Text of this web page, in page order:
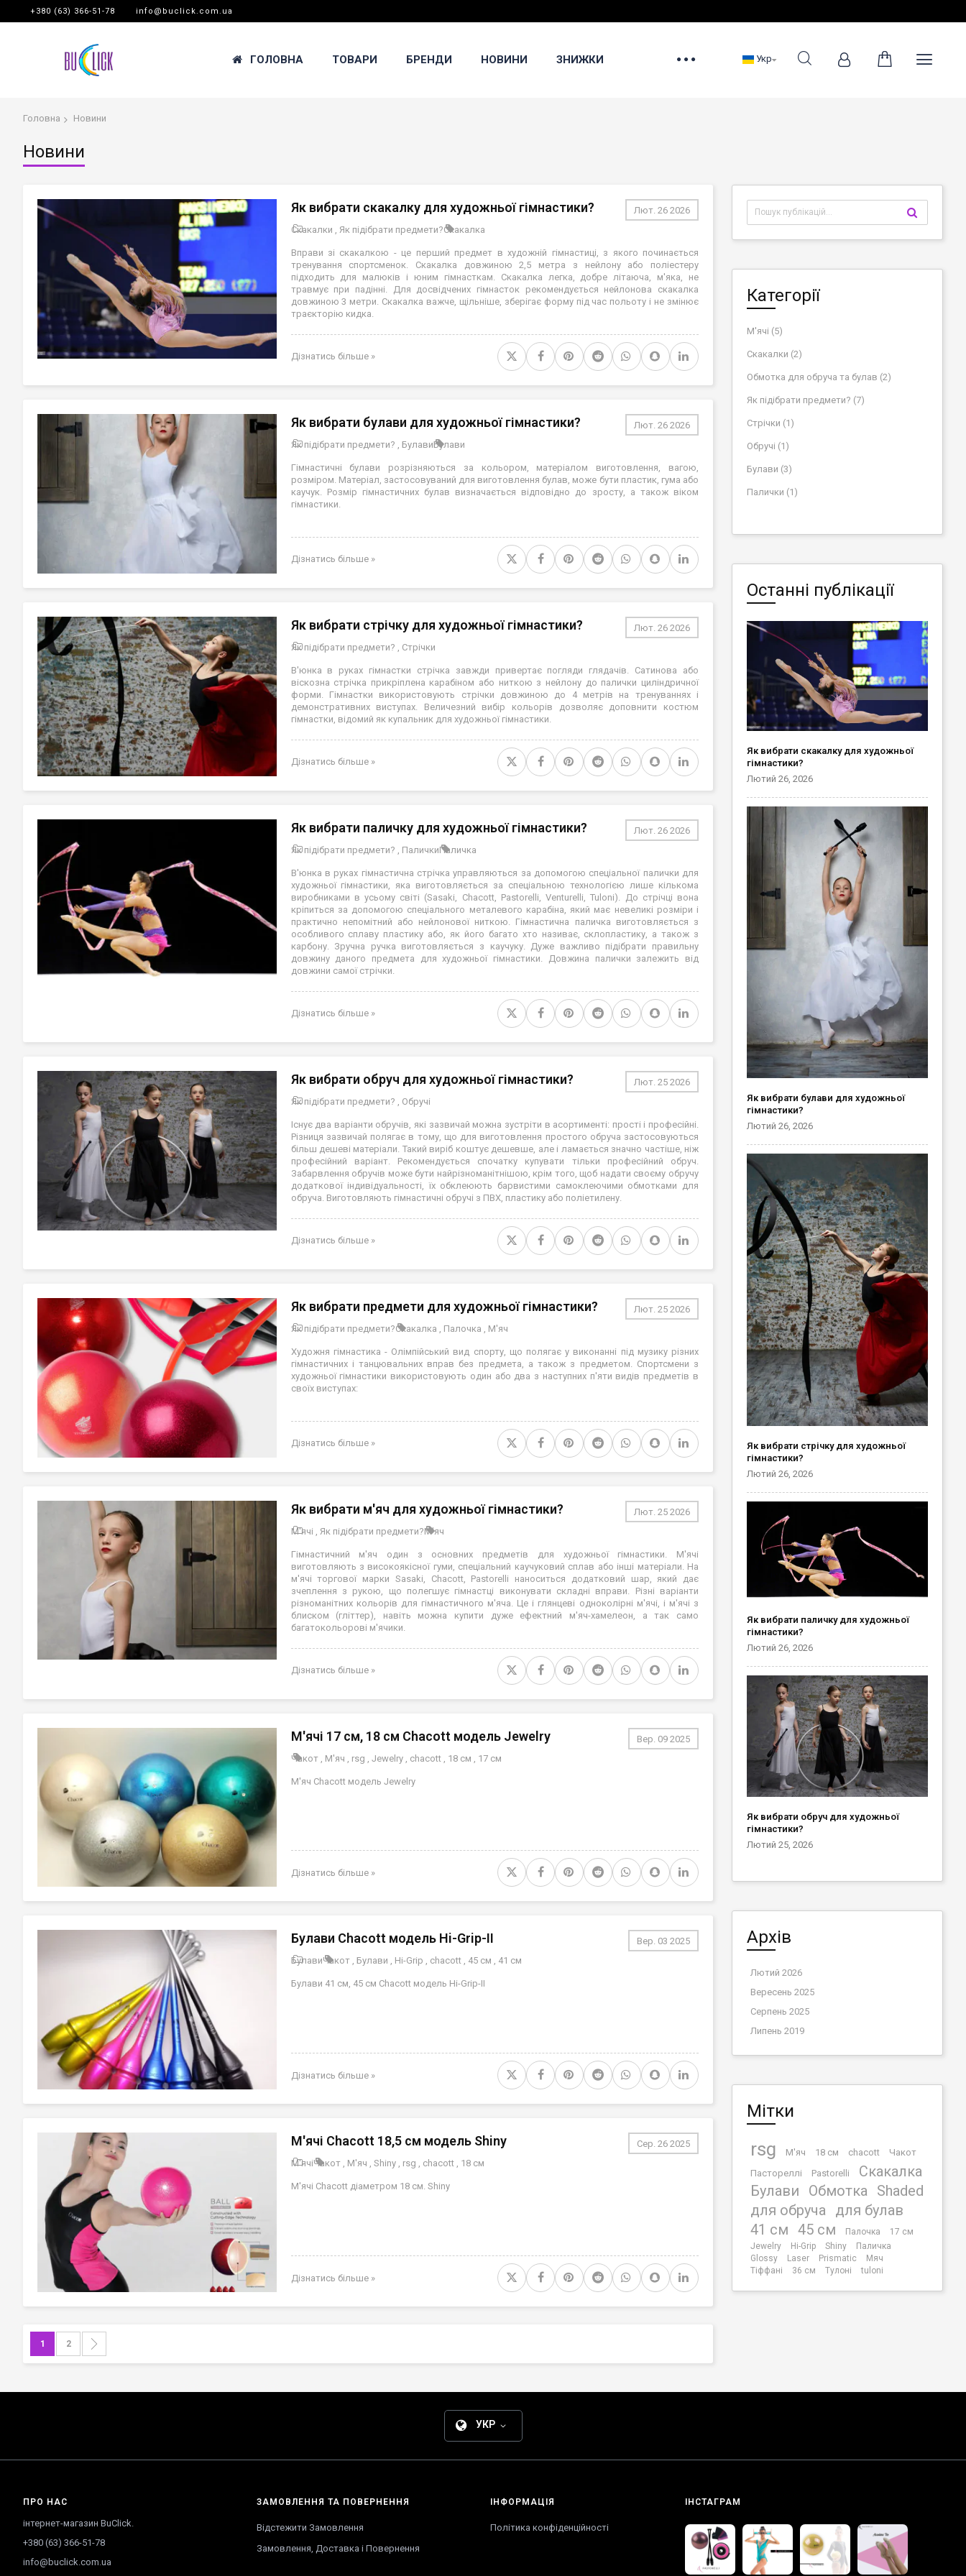
+380 (63) 366-51-78 info@buclick.com.ua
ГОЛОВНА ТОВАРИ БРЕНДИ НОВИНИ ЗНИЖКИ Укр
Головна Новини
Новини
Лют. 26 2026
Як вибрати скакалку для художньої гімнастики?
Скакалки Як підібрати предмети?Скакалка
Вправи зі скакалкою - це перший предмет в художній гімнастиці, з якого починається
тренування спортсменок. Скакалка довжиною 2,5 метра з нейлону або поліестеру
підходить для малюків і юним гімнасткам. Скакалка легка, добре літаюча, м'яка, не
травмує при падінні. Для досвідчених гімнасток рекомендується нейлонова скакалка
довжиною 3 метри. Скакалка важче, щільніше, зберігає форму під час польоту і не змінює
траєкторію кидка.
Дізнатись більше »
Лют. 26 2026
Як вибрати булави для художньої гімнастики?
Як підібрати предмети? БулавиБулави
Гімнастичні булави розрізняються за кольором, матеріалом виготовлення, вагою,
розміром. Матеріал, застосовуваний для виготовлення булав, може бути пластик, гума або
каучук. Розмір гімнастичних булав визначається відповідно до зросту, а також віком
гімнастики.
Дізнатись більше »
Лют. 26 2026
Як вибрати стрічку для художньої гімнастики?
Як підібрати предмети? Стрічки
В'юнка в руках гімнастки стрічка завжди привертає погляди глядачів. Сатинова або
віскозна стрічка прикріплена карабіном або ниткою з нейлону до палички циліндричної
форми. Гімнастки використовують стрічки довжиною до 4 метрів на тренуваннях і
демонстративних виступах. Величезний вибір кольорів дозволяє доповнити костюм
гімнастки, відомий як купальник для художньої гімнастики.
Дізнатись більше »
Лют. 26 2026
Як вибрати паличку для художньої гімнастики?
Як підібрати предмети? ПаличкиПаличка
В'юнка в руках гімнастична стрічка управляються за допомогою спеціальної палички для
художньої гімнастики, яка виготовляється за спеціальною технологією лише кількома
виробниками в усьому світі (Sasaki, Chacott, Pastorelli, Venturelli, Tuloni). До стрічці вона
кріпиться за допомогою спеціального металевого карабіна, який має невеликі розміри і
практично непомітний або нейлонової ниткою. Гімнастична паличка виготовляється з
особливого сплаву пластику або, як його багато хто називає, склопластику, а також з
карбону. Зручна ручка виготовляється з каучуку. Дуже важливо підібрати правильну
довжину даного предмета для художньої гімнастики. Довжина палички залежить від
довжини самої стрічки.
Дізнатись більше »
Лют. 25 2026
Як вибрати обруч для художньої гімнастики?
Як підібрати предмети? Обручі
Існує два варіанти обручів, які зазвичай можна зустріти в асортименті: прості і професійні.
Різниця зазвичай полягає в тому, що для виготовлення простого обруча застосовуються
більш дешеві матеріали. Такий виріб коштує дешевше, але і ламається значно частіше, ніж
професійний варіант. Рекомендується спочатку купувати тільки професійний обруч.
Забарвлення обручів може бути найрізноманітнішою, крім того, щоб надати своєму обручу
додаткової індивідуальності, їх обклеюють барвистими самоклеючими обмотками для
обруча. Виготовляють гімнастичні обручі з ПВХ, пластику або поліетилену.
Дізнатись більше »
Лют. 25 2026
Як вибрати предмети для художньої гімнастики?
Як підібрати предмети?Скакалка Палочка М'яч
Художня гімнастика - Олімпійський вид спорту, що полягає у виконанні під музику різних
гімнастичних і танцювальних вправ без предмета, а також з предметом. Спортсмени з
художньої гімнастики використовують один або два з наступних п'яти видів предметів в
своїх виступах:
Дізнатись більше »
Лют. 25 2026
Як вибрати м'яч для художньої гімнастики?
М'ячі Як підібрати предмети?М'яч
Гімнастичний м'яч один з основних предметів для художньої гімнастики. М'ячі
виготовляють з високоякісної гуми, спеціальний каучуковий сплав або інші матеріали. На
м'ячі торгової марки Sasaki, Chacott, Pastorelli наноситься додатковий шар, який дає
зчеплення з рукою, що полегшує гімнастці виконувати складні вправи. Різні варіанти
різноманітних кольорів для гімнастичного м'яча. Це і глянцеві одноколірні м'ячі, і м'ячі з
блиском (гліттер), навіть можна купити дуже ефектний м'яч-хамелеон, а так само
багатокольорові м'ячики.
Дізнатись більше »
Вер. 09 2025
М'ячі 17 см, 18 см Chacott модель Jewelry
Чакот, М'яч rsg Jewelry, chacott, 18 см 17 см
М'яч Chacott модель Jewelry
Дізнатись більше »
Вер. 03 2025
Булави Chacott модель Hi-Grip-II
БулавиЧакот, Булави , Hi-Grip , chacott, 45 см , 41 cм
Булави 41 cм, 45 cм Chacott модель Hi-Grip-II
Дізнатись більше »
Сер. 26 2025
М'ячі Chacott 18,5 см модель Shiny
М'ячіЧакот, М'яч , Shiny, rsg , chacott, 18 см
М'ячі Chacott діаметром 18 см. Shiny
Дізнатись більше »
You're currently reading page
1 Сторінка
2
Категорії
М'ячі (5)
Скакалки (2)
Обмотка для обруча та булав (2)
Як підібрати предмети? (7)
Стрічки (1)
Обручі (1)
Булави (3)
Палички (1)
Останні публікації
Як вибрати скакалку для художньої
гімнастики?
Лютий 26, 2026
Як вибрати булави для художньої
гімнастики?
Лютий 26, 2026
Як вибрати стрічку для художньої
гімнастики?
Лютий 26, 2026
Як вибрати паличку для художньої
гімнастики?
Лютий 26, 2026
Як вибрати обруч для художньої
гімнастики?
Лютий 25, 2026
Архів
Лютий 2026
Вересень 2025
Серпень 2025
Липень 2019
Мітки
rsg М'яч 18 см chacott
Чакот
Пастореллі
Pastorelli
Скакалка
Булави
Обмотка
Shaded
для обруча
для булав
41 cм 45 см Палочка
17 см
Jewelry
Hi-Grip Shiny
Паличка
Glossy
Laser Prismatic
Мяч
Тіффані
36 см Тулоні tuloni
УКР
ПРО НАС
інтернет-магазин BuClick.
+380 (63) 366-51-78
info@buclick.com.ua
ЗАМОВЛЕННЯ ТА ПОВЕРНЕННЯ
Відстежити Замовлення
Замовлення, Доставка і Повернення
ІНФОРМАЦІЯ
Політика конфіденційності
ІНСТАГРАМ